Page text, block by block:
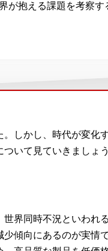
が抱える課題を考察す
しかし、時代が変化
いて見ていきましょう
界同時不況といわれ
傾向にあるのが実情で